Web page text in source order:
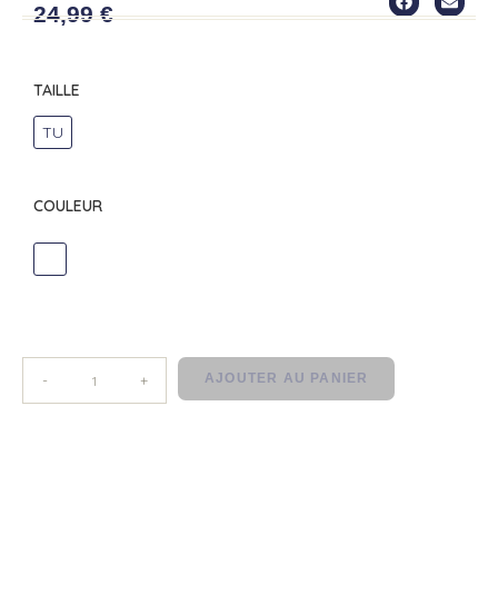
24,99€
TAILLE
TU
COULEUR
DIVERS
- + AJOUTER AU PANIER